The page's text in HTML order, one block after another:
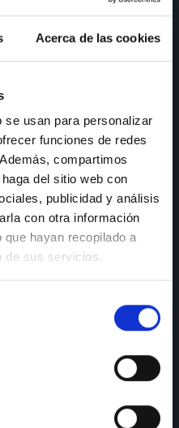
Acerca de las cookies
usan para personalizar
funciones de redes
compartimos
del sitio web con
publicidad y análisis
con otra información
hayan recopilado a
de sus servicios.